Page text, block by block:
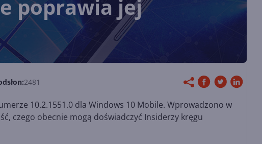
poprawia jej
2481
10.2.1551.0 dla Windows 10 Mobile. Wprowadzono w
czego obecnie mogą doświadczyć Insiderzy kręgu